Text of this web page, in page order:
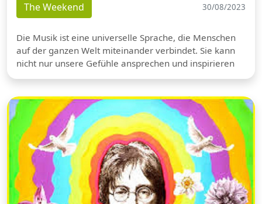
The Weekend 30/08/2023
Die Musik ist eine universelle Sprache, die Menschen
auf der ganzen Welt miteinander verbindet. Sie kann
nicht nur unsere Gefühle ansprechen und inspirieren